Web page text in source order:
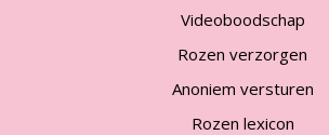
Videoboodschap
Rozen verzorgen
Anoniem versturen
Rozen lexicon